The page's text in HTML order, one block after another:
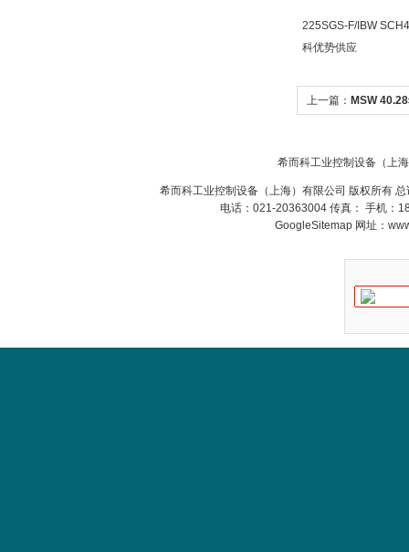
225SGS-F/IBW
科优势供应
上一篇： MSW
希而科工业控制设备（上
希而科工业控制设备（上海）有限公司 版权所有
电话：021-20363004 传真： 手机：
GoogleSitemap网址：